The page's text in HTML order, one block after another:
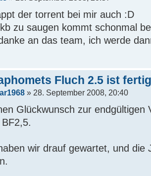
der torrent bei mir auch :D
zu saugen kommt schonmal
an das team, ich werde
Fluch 2.5 ist fertig
» 28. September 2008, 20:40
Glückwunsch zur endgültigen
wir drauf gewartet, und die